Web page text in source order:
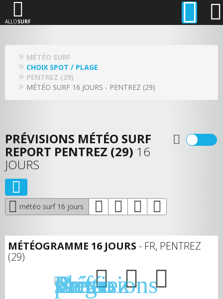
ALLOSURF
MÉTÉO SURF
CHOIX SPOT / PLAGE
PENTREZ (29)
MÉTÉO SURF 16 JOURS - PENTREZ (29)
PRÉVISIONS MÉTÉO SURF
REPORT PENTREZ (29) 16
JOURS
météo surf 16 jours
MÉTÉOGRAMME 16 JOURS - FR, PENTREZ
(29)